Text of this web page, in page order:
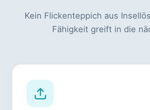
Kein Flickenteppich aus
Fähigkeit greift in die